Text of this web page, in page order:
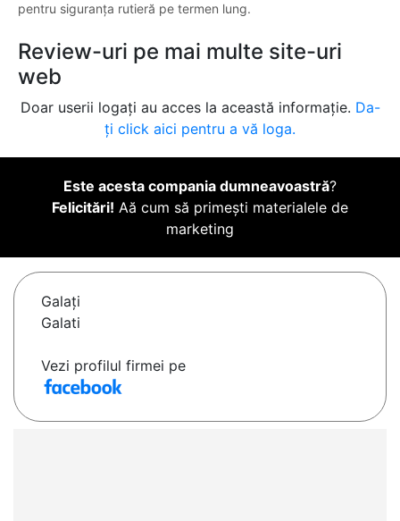
pentru siguranța rutieră pe termen lung.
Review-uri pe mai multe site-uri
web
Doar userii logați au acces la această informație. Da-
ți click aici pentru a vă loga.
Este acesta compania dumneavoastră?
Felicitări! Aă cum să primești materialele de
marketing
Galaţi
Galati
Vezi profilul firmei pe